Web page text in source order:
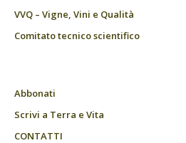
VVQ – Vigne, Vini e Qualità
Comitato tecnico scientifico
Abbonati
Scrivi a Terra e Vita
CONTATTI